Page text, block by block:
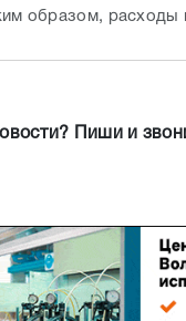
образом, расходы
Пиши и